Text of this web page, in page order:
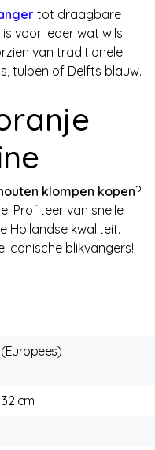
tot draagbare
voor ieder wat wils.
van traditionele
tulpen of Delfts blauw.
klompen kopen?
Profiteer van snelle
Hollandse kwaliteit.
iconische blikvangers!
cm